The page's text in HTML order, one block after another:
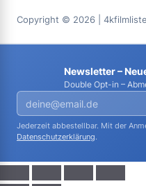
Copyright © 2026 |
Newsletter –
Double Opt-in –
Jederzeit abbestellbar. Mit der
Datenschutzerklärung.